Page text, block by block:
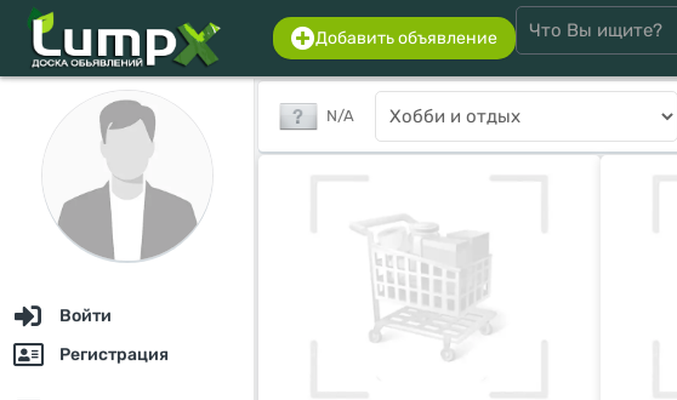
Добавить объявление
Войти
Регистрация
N/A